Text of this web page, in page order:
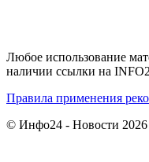
Любое использование
наличии ссылки на
Правила применения
© Инфо24 - Новости 2026